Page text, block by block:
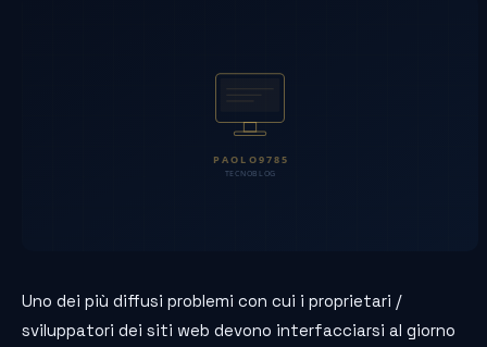
Uno dei più diffusi problemi con cui i proprietari /
sviluppatori dei siti web devono interfacciarsi al giorno